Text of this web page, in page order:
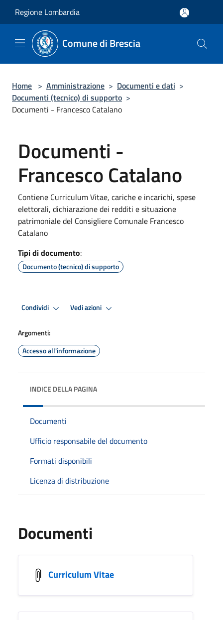
Regione Lombardia
Comune di Brescia
Home > Amministrazione > Documenti e dati >
Documenti (tecnico) di supporto >
Documenti - Francesco Catalano
Documenti -
Francesco Catalano
Contiene Curriculum Vitae, cariche e incarichi, spese
elettorali, dichiarazione dei redditi e situazione
patrimoniale del Consigliere Comunale Francesco
Catalano
Tipi di documento:
Documento (tecnico) di supporto
Condividi Vedi azioni
Argomenti:
Accesso all'informazione
INDICE DELLA PAGINA
Documenti
Ufficio responsabile del documento
Formati disponibili
Licenza di distribuzione
Documenti
Curriculum Vitae